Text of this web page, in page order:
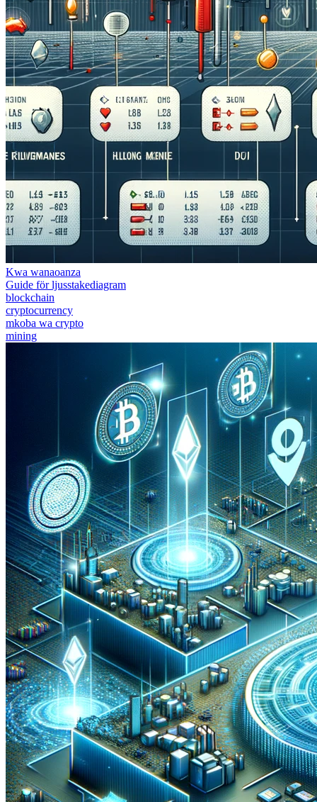
Kwa wanaoanza
Guide för ljusstakediagram
blockchain
cryptocurrency
mkoba wa crypto
mining